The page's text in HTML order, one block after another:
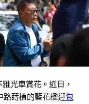
光車賞花。近日，
路蒔植的藍花楹迎包